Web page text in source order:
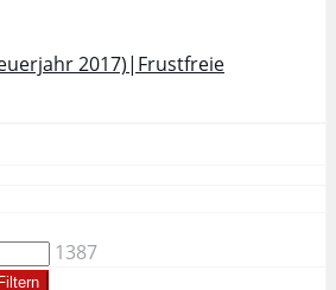
2017)|Frustfreie
1387
Filtern